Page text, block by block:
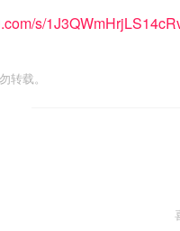
s/
转载。